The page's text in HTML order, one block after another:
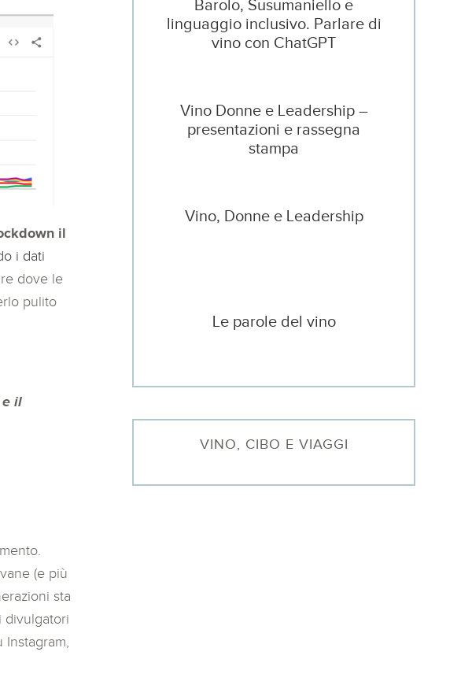
il
i dati
dove le
pulito
e il
(e più
sta
divulgatori
Instagram,
Barolo, Susumaniello e
linguaggio inclusivo. Parlare di
vino con ChatGPT
Vino Donne e Leadership –
presentazioni e rassegna
stampa
Vino, Donne e Leadership
Le parole del vino
VINO, CIBO E VIAGGI